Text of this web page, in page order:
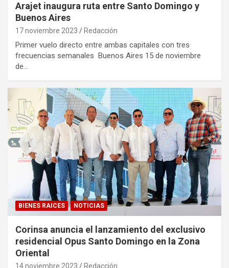
Arajet inaugura ruta entre Santo Domingo y
Buenos Aires
17 noviembre 2023 Redacción
Primer vuelo directo entre ambas capitales con tres
frecuencias semanales Buenos Aires 15 de noviembre
de…
BIENES RAICES NOTICIAS
Corinsa anuncia el lanzamiento del exclusivo
residencial Opus Santo Domingo en la Zona
Oriental
14 noviembre 2023 Redacción